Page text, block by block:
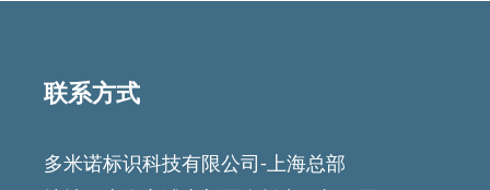
联系方式
多米诺标识科技有限公司-上海总部